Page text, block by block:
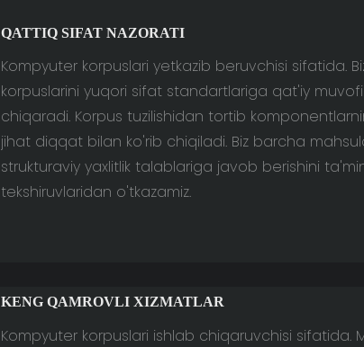
QATTIQ SIFAT NAZORATI
Kompyuter korpuslari yetkazib beruvchisi sifatida.
korpuslarini yuqori sifat standartlariga qat'iy
chiqaradi. Korpus tuzilishidan tortib
jihat diqqat bilan ko'rib chiqiladi. Biz barcha
strukturaviy yaxlitlik talablariga javob berishini
tekshiruvlaridan o'tkazamiz.
KENG QAMROVLI XIZMATLAR
Kompyuter korpuslari ishlab chiqaruvchisi sifatida.